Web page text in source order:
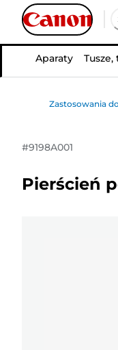
Aparaty
Zastosowania
#9198A001
Pierścień